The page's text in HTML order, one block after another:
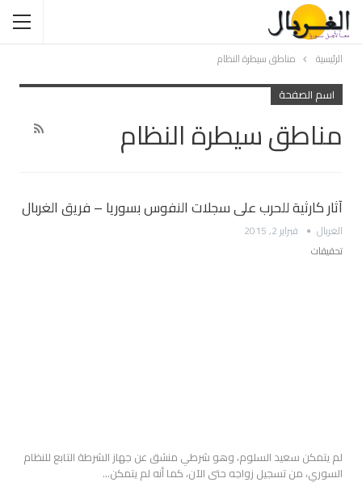
الرئيسية مناطق سيطرة النظام
اسم الصفحة
مناطق سيطرة النظام
آثار كارثية للحرب على سجلات النفوس بسوريا – فريق الغربال
الغربال
فبراير 2, 2015
تحقيقات
لم يتمكن سعيد السلوم، وهو شرطي منشق عن جهاز الشرطة التابع للنظام
السوري، من تسجيل زواجه حتى الآن، كما أنه لم يتمكن…